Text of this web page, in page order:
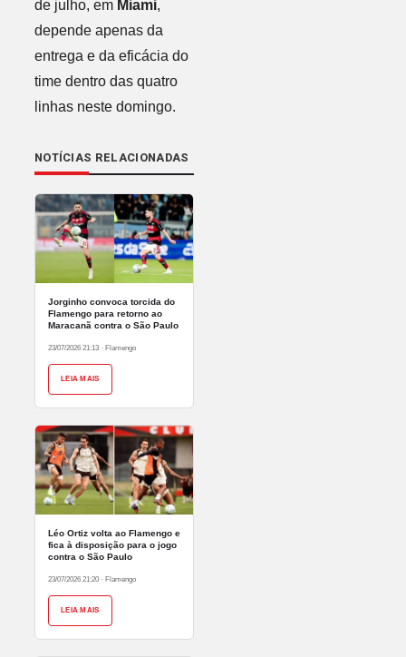
de julho, em Miami,
depende apenas da
entrega e da eficácia do
time dentro das quatro
linhas neste domingo.
NOTÍCIAS RELACIONADAS
Jorginho convoca torcida do
Flamengo para retorno ao
Maracanã contra o São Paulo
23/07/2026 21:13 · Flamengo
LEIA MAIS
Léo Ortiz volta ao Flamengo e
fica à disposição para o jogo
contra o São Paulo
23/07/2026 21:20 · Flamengo
LEIA MAIS